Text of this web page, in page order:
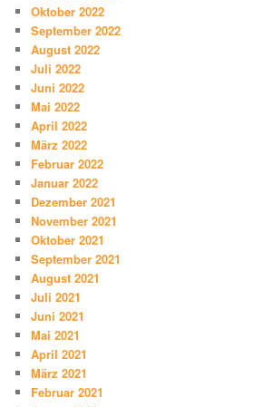
Oktober 2022
September 2022
August 2022
Juli 2022
Juni 2022
Mai 2022
April 2022
März 2022
Februar 2022
Januar 2022
Dezember 2021
November 2021
Oktober 2021
September 2021
August 2021
Juli 2021
Juni 2021
Mai 2021
April 2021
März 2021
Februar 2021